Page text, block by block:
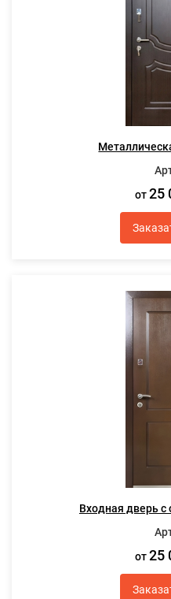
от25
Входная дверь
от25